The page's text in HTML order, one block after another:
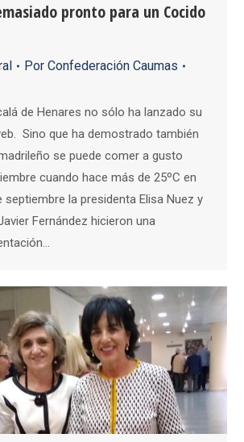
pronto para un Cocido
Por Confederación Caumas
de Henares no sólo ha lanzado su
Sino que ha demostrado también
se puede comer a gusto
cuando hace más de 25ºC en
septiembre la presidenta Elisa Nuez y
Fernández hicieron una